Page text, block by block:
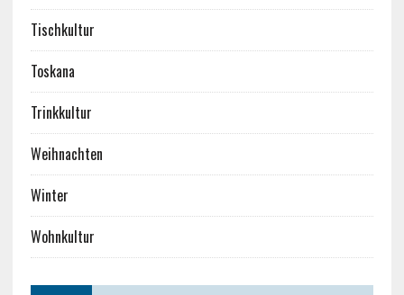
Tischkultur
Toskana
Trinkkultur
Weihnachten
Winter
Wohnkultur